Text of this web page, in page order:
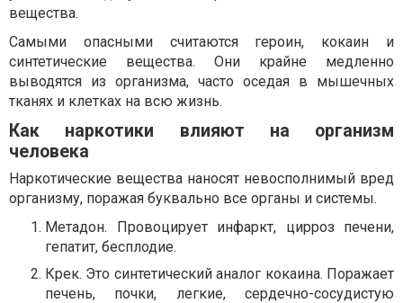
вещества.
Самыми опасными считаются героин, кокаин и
синтетические вещества. Они крайне медленно
выводятся из организма, часто оседая в мышечных
тканях и клетках на всю жизнь.
Как наркотики влияют на организм
человека
Наркотические вещества наносят невосполнимый вред
организму, поражая буквально все органы и системы.
Метадон. Провоцирует инфаркт, цирроз печени,
гепатит, бесплодие.
Крек. Это синтетический аналог кокаина. Поражает
печень, почки, легкие, сердечно-сосудистую